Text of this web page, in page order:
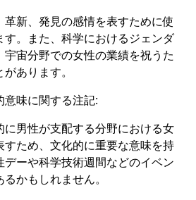
革新、発見の感情を表すために使
す。また、科学におけるジェンダ
宇宙分野での女性の業績を祝うた
あります。
意味に関する注記:
に男性が支配する分野における女
すため、文化的に重要な意味を持
デーや科学技術週間などのイベン
かもしれません。